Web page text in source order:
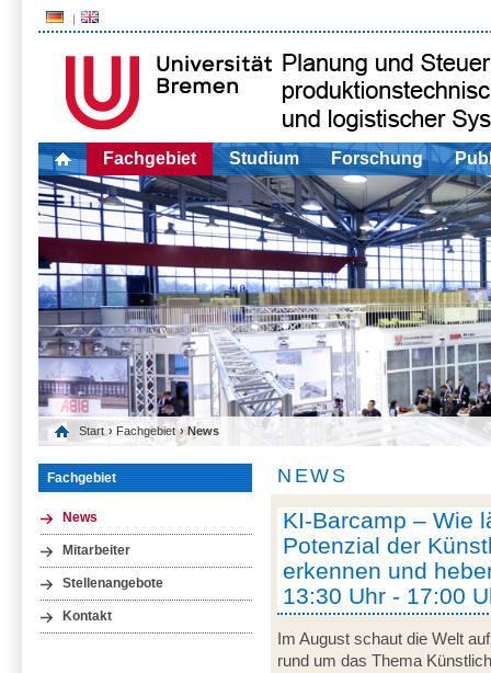
Fachgebiet Studium Forschung
Start › Fachgebiet › News
Fachgebiet
News
Mitarbeiter
Stellenangebote
Kontakt
NEWS
KI-Barcamp – Wie
Potenzial der
erkennen und
13:30 Uhr - 17:00
Im August schaut die Welt
rund um das Thema